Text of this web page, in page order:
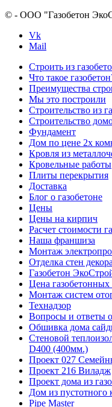
© - ООО "Газобетон
Vk
Mail
Строить из
Что такое
Преимущества
Мы это построили
Строительство из
Строительство
Фундамент
Дом по цене 2х
Кровля из
Кровельные работы
Плиты перекрытия
Доставка
Блог о газобетоне
Цены
Цены на кирпич
Расчет стоимости
Наша франшиза
Монтаж
Отделка стен
Газобетон
Цена
Монтаж систем
Технадзор
Вопросы и ответы о
Обшивка дома
Стеновой
D400 (400мм.)
Проект 027
Проект 216 Виладж
Проект дома из
Дом из пустотного
Pipe Master